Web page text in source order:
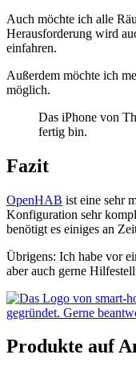
Auch möchte ich alle
Herausforderung wird
einfahren.
Außerdem möchte ich
möglich.
Das iPhone von
fertig bin.
Fazit
OpenHAB ist eine sehr
Konfiguration sehr
benötigt es einiges an
Übrigens: Ich habe vor
aber auch gerne
gegründet. Gerne
Produkte auf